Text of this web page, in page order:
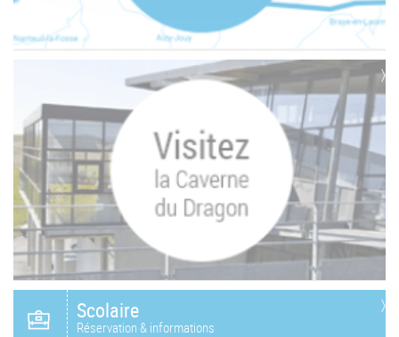
Scolaire
Réservation & informations